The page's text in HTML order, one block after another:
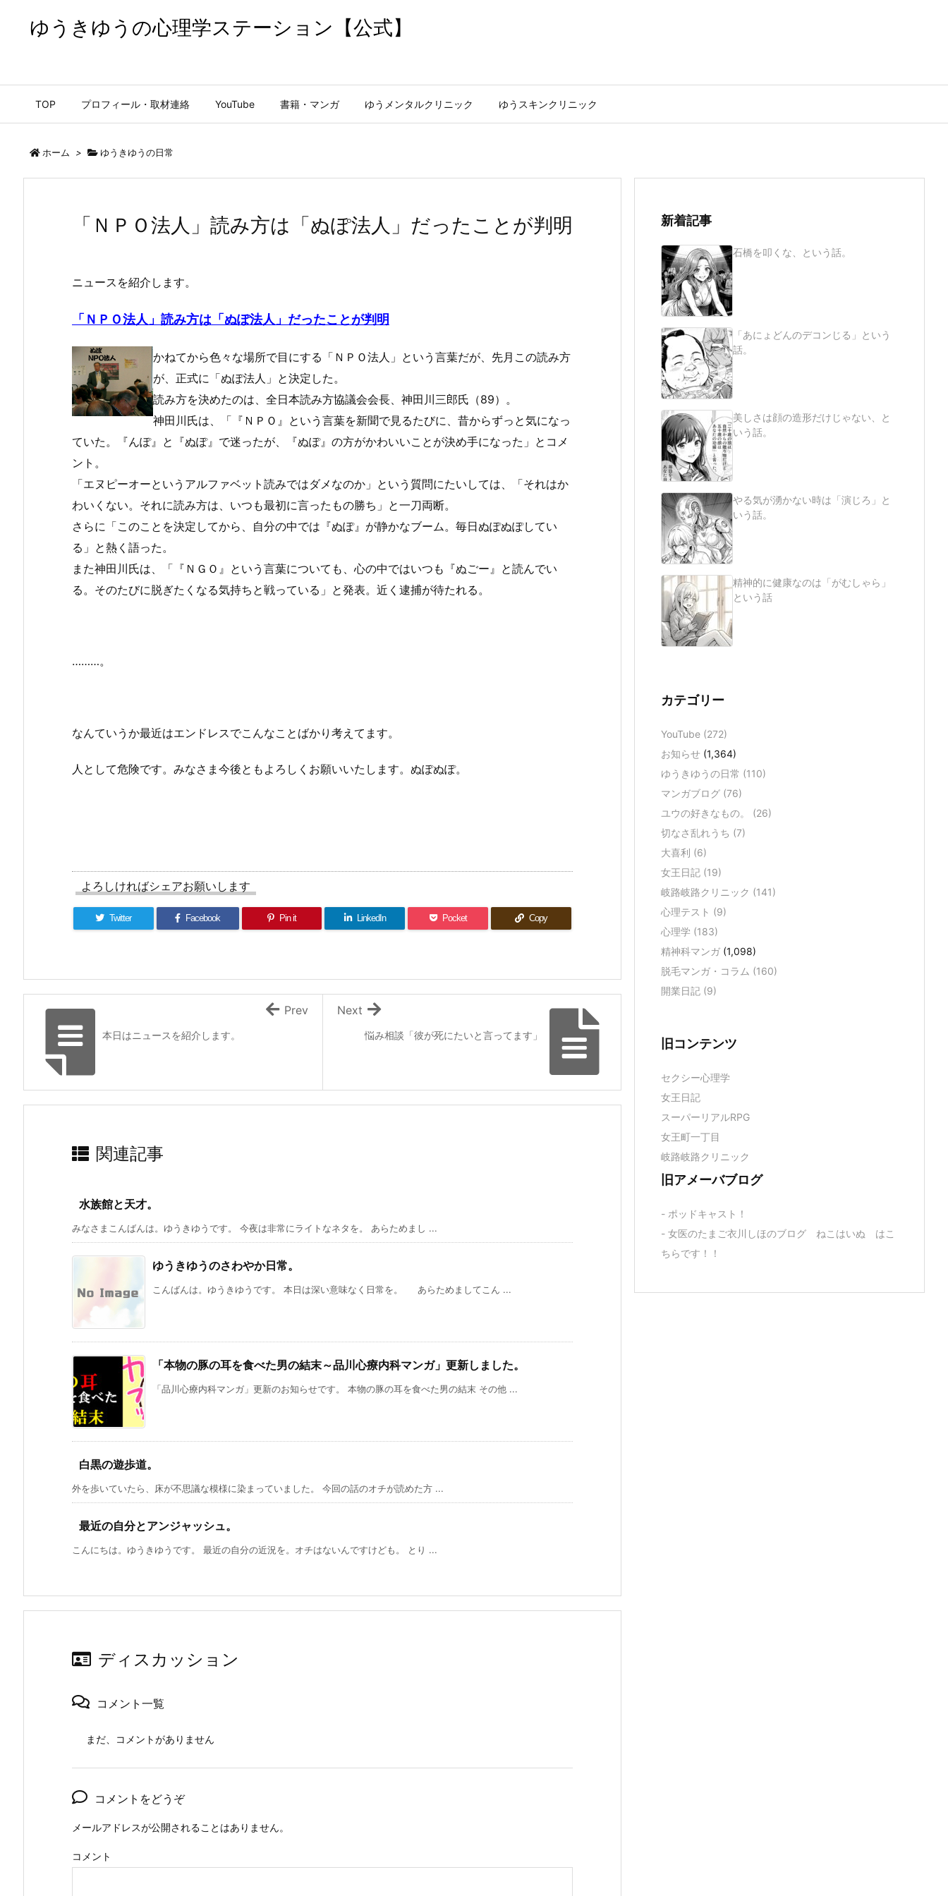
ゆうきゆうの心理学ステーション【公式】
TOP プロフィール・取材連絡 YouTube 書籍・マンガ ゆうメンタルクリニック ゆうスキンクリニック
ホーム > ゆうきゆうの日常
「ＮＰＯ法人」読み方は「ぬぽ法人」だったことが判明
ニュースを紹介します。
「ＮＰＯ法人」読み方は「ぬぽ法人」だったことが判明
かねてから色々な場所で目にする「ＮＰＯ法人」という言葉だが、先月この読み方
が、正式に「ぬぽ法人」と決定した。
読み方を決めたのは、全日本読み方協議会会長、神田川三郎氏（89）。
神田川氏は、「『ＮＰＯ』という言葉を新聞で見るたびに、昔からずっと気になっ
ていた。『んぽ』と『ぬぽ』で迷ったが、『ぬぽ』の方がかわいいことが決め手になった」とコメ
ント。
「エヌピーオーというアルファベット読みではダメなのか」という質問にたいしては、「それはか
わいくない。それに読み方は、いつも最初に言ったもの勝ち」と一刀両断。
さらに「このことを決定してから、自分の中では『ぬぽ』が静かなブーム。毎日ぬぽぬぽしてい
る」と熱く語った。
また神田川氏は、「『ＮＧＯ』という言葉についても、心の中ではいつも『ぬごー』と読んでい
る。そのたびに脱ぎたくなる気持ちと戦っている」と発表。近く逮捕が待たれる。
………。
なんていうか最近はエンドレスでこんなことばかり考えてます。
人として危険です。みなさま今後ともよろしくお願いいたします。ぬぽぬぽ。
よろしければシェアお願いします
Twitter Facebook Pin it LinkedIn Pocket Copy
悩み相談「彼が死にたいと言ってます」
Next
本日はニュースを紹介します。
Prev
関連記事
水族館と天才。
みなさまこんばんは。ゆうきゆうです。 今夜は非常にライトなネタを。 あらためまし ...
ゆうきゆうのさわやか日常。
こんばんは。ゆうきゆうです。 本日は深い意味なく日常を。 あらためましてこん ...
「本物の豚の耳を食べた男の結末～品川心療内科マンガ」更新しました。
「品川心療内科マンガ」更新のお知らせです。 本物の豚の耳を食べた男の結末 その他 ...
白黒の遊歩道。
外を歩いていたら、床が不思議な模様に染まっていました。 今回の話のオチが読めた方 ...
最近の自分とアンジャッシュ。
こんにちは。ゆうきゆうです。 最近の自分の近況を。オチはないんですけども。 とり ...
ディスカッション
コメント一覧
まだ、コメントがありません
コメントをどうぞ
メールアドレスが公開されることはありません。
コメント
新着記事
石橋を叩くな、という話。
「あにょどんのデコンじる」という
話。
美しさは顔の造形だけじゃない、と
いう話。
やる気が湧かない時は「演じろ」と
いう話。
精神的に健康なのは「がむしゃら」
という話
カテゴリー
YouTube (272)
お知らせ (1,364)
ゆうきゆうの日常 (110)
マンガブログ (76)
ユウの好きなもの。 (26)
切なさ乱れうち (7)
大喜利 (6)
女王日記 (19)
岐路岐路クリニック (141)
心理テスト (9)
心理学 (183)
精神科マンガ (1,098)
脱毛マンガ・コラム (160)
開業日記 (9)
旧コンテンツ
セクシー心理学
女王日記
スーパーリアルRPG
女王町一丁目
岐路岐路クリニック
旧アメーバブログ
- ポッドキャスト！
- 女医のたまご衣川しほのブログ ねこはいぬ はこ
ちらです！！